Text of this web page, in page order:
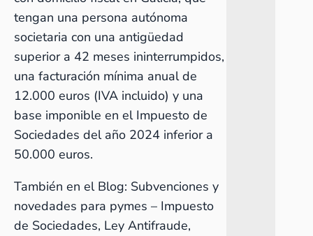
tengan una persona autónoma
societaria con una antigüedad
superior a 42 meses ininterrumpidos,
una facturación mínima anual de
12.000 euros (IVA incluido) y una
base imponible en el Impuesto de
Sociedades del año 2024 inferior a
50.000 euros.
También en el Blog: Subvenciones y
novedades para pymes – Impuesto
de Sociedades, Ley Antifraude,